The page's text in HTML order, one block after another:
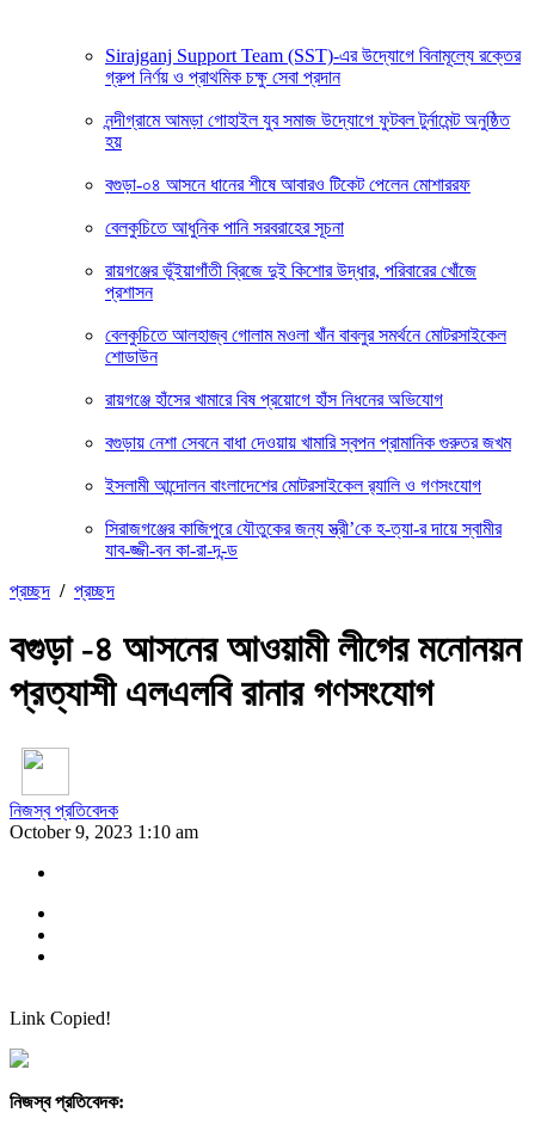
Sirajganj Support Team (SST)-এর উদ্যোগে বিনামূল্যে রক্তের
গ্রুপ নির্ণয় ও প্রাথমিক চক্ষু সেবা প্রদান
নন্দীগ্রামে আমড়া গোহাইল যুব সমাজ উদ্যোগে ফুটবল টুর্নামেন্ট অনুষ্ঠিত
হয়
বগুড়া-০৪ আসনে ধানের শীষে আবারও টিকেট পেলেন মোশাররফ
বেলকুচিতে আধুনিক পানি সরবরাহের সূচনা
রায়গঞ্জের ভূঁইয়াগাঁতী ব্রিজে দুই কিশোর উদ্ধার, পরিবারের খোঁজে
প্রশাসন
বেলকুচিতে আলহাজ্ব গোলাম মওলা খাঁন বাবলুর সমর্থনে মোটরসাইকেল
শোডাউন
রায়গঞ্জে হাঁসের খামারে বিষ প্রয়োগে হাঁস নিধনের অভিযোগ
বগুড়ায় নেশা সেবনে বাধা দেওয়ায় খামারি স্বপন প্রামানিক গুরুতর জখম
ইসলামী আন্দোলন বাংলাদেশের মোটরসাইকেল র‍্যালি ও গণসংযোগ
সিরাজগঞ্জের কাজিপুরে যৌতুকের জন্য স্ত্রী’কে হ-ত্যা-র দায়ে স্বামীর
যাব-জ্জী-বন কা-রা-দ-ন্ড
প্রচ্ছদ / প্রচ্ছদ
বগুড়া -৪ আসনের আওয়ামী লীগের মনোনয়ন
প্রত্যাশী এলএলবি রানার গণসংযোগ
নিজস্ব প্রতিবেদক
October 9, 2023 1:10 am
Link Copied!
নিজস্ব প্রতিবেদক: